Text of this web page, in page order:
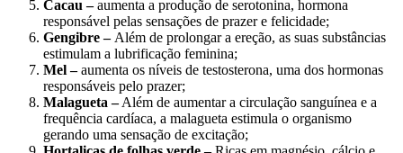
Cacau –aumenta a produção de serotonina, hormona
responsável pelas sensações de prazer e felicidade;
Gengibre – Além de prolongar a ereção, as suas substâncias
estimulam a lubrificação feminina;
Mel –aumenta os níveis de testosterona, uma dos hormonas
responsáveis pelo prazer;
Malagueta –Além de aumentar a circulação sanguínea e a
frequência cardíaca, a malagueta estimula o organismo
gerando uma sensação de excitação;